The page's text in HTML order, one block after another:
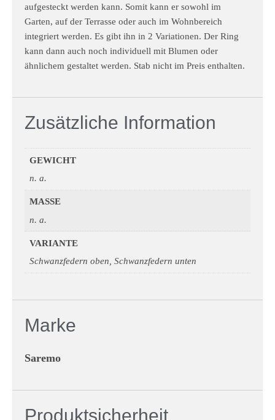
aufgesteckt werden kann. Somit kann er sowohl im
Garten, auf der Terrasse oder auch im Wohnbereich
integriert werden. Es gibt ihn in 2 Variationen. Der Ring
kann dann auch noch individuell mit Blumen oder
ähnlichem gestaltet werden. Stab nicht im Preis enthalten.
Zusätzliche Information
GEWICHT
n. a.
MASSE
n. a.
VARIANTE
Schwanzfedern oben, Schwanzfedern unten
Marke
Saremo
Produktsicherheit